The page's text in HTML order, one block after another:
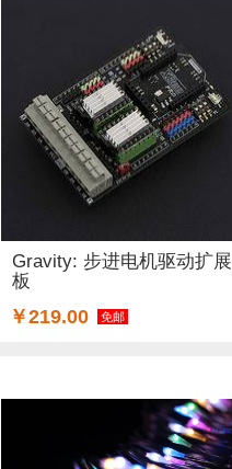
Gravity: 步进电机驱动扩展
板
￥219.00 免邮